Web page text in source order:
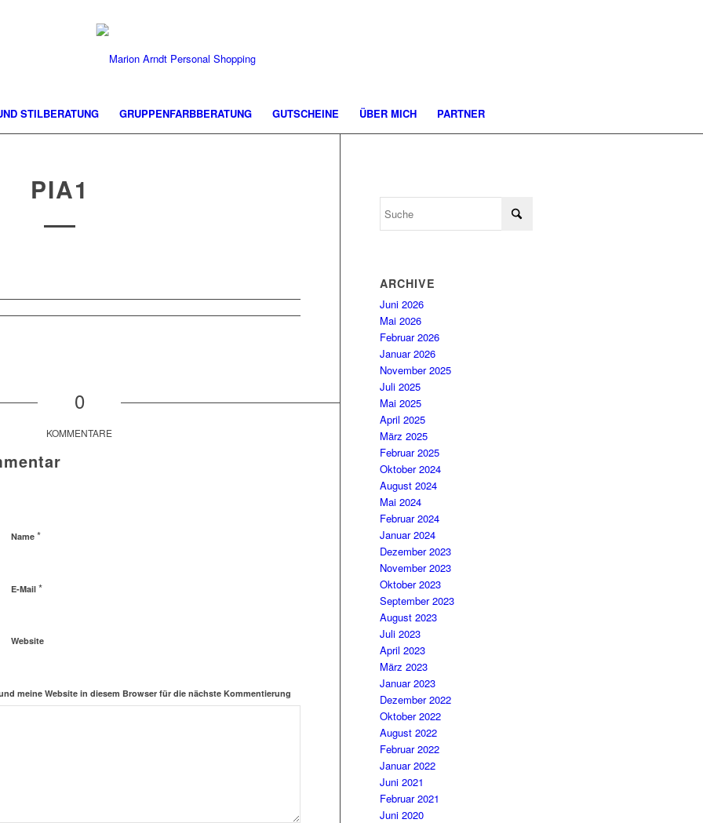
STILBERATUNG GRUPPENFARBBERATUNG GUTSCHEINE ÜBER MICH PARTNER
PIA1
0
KOMMENTARE
Name *
E-Mail *
Website
meine Website in diesem Browser für die nächste Kommentierung
ARCHIVE
Juni 2026
Mai 2026
Februar 2026
Januar 2026
November 2025
Juli 2025
Mai 2025
April 2025
März 2025
Februar 2025
Oktober 2024
August 2024
Mai 2024
Februar 2024
Januar 2024
Dezember 2023
November 2023
Oktober 2023
September 2023
August 2023
Juli 2023
April 2023
März 2023
Januar 2023
Dezember 2022
Oktober 2022
August 2022
Februar 2022
Januar 2022
Juni 2021
Februar 2021
Juni 2020